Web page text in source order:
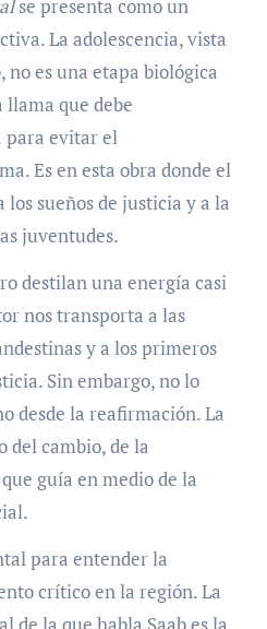
se presenta como un
La adolescencia, vista
no es una etapa biológica
llama que debe
para evitar el
Es en esta obra donde el
sueños de justicia y a la
juventudes.
destilan una energía casi
nos transporta a las
y a los primeros
Sin embargo, no lo
desde la reafirmación. La
del cambio, de la
guía en medio de la
para entender la
crítico en la región. La